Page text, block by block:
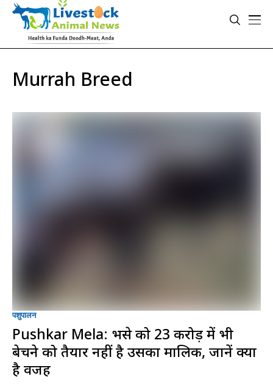
Murrah Breed
पशुपालन
Pushkar Mela: भैंसे को 23 करोड़ में भी
बेचने को तैयार नहीं है उसका मालिक, जानें क्या
है वजह